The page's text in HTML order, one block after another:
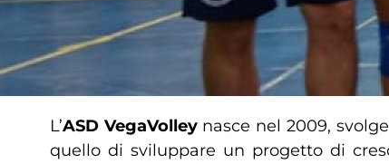
L’ASD VegaVolleynasce nel 2009,
quello di sviluppare un progetto di